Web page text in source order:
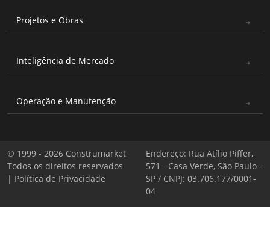
Projetos e Obras
Inteligência de Mercado
Operação e Manutenção
© 1999 - 2026 Construmarket
Todos os direitos reservados
| Política de Privacidade
Endereço: Rua Atílio Piffer,
571 - Casa Verde, São Paulo -
SP / CNPJ: 03.706.177/0001-
04